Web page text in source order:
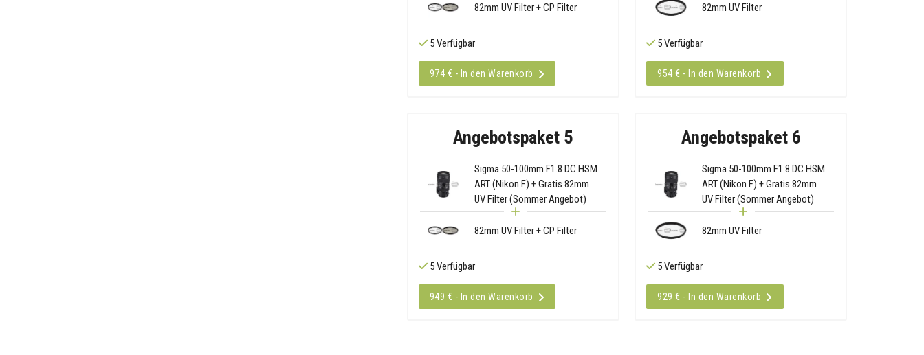
82mm UV Filter + CP Filter
5 Verfügbar
974 € - In den Warenkorb
82mm UV Filter
5 Verfügbar
954 € - In den Warenkorb
Angebotspaket 5
Sigma 50-100mm F1.8 DC HSM
ART (Nikon F) + Gratis 82mm
UV Filter (Sommer Angebot)
82mm UV Filter + CP Filter
5 Verfügbar
949 € - In den Warenkorb
Angebotspaket 6
Sigma 50-100mm F1.8 DC HSM
ART (Nikon F) + Gratis 82mm
UV Filter (Sommer Angebot)
82mm UV Filter
5 Verfügbar
929 € - In den Warenkorb